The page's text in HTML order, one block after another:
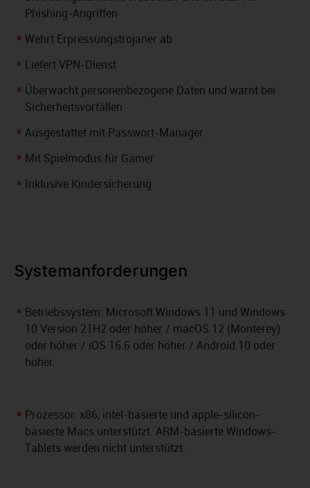
Phishing-Angriffen
Wehrt Erpressungstrojaner ab
Liefert VPN-Dienst
Überwacht personenbezogene Daten und warnt bei
Sicherheitsvorfällen
Ausgestattet mit Passwort-Manager
Mit Spielmodus für Gamer
Inklusive Kindersicherung
Systemanforderungen
Betriebssystem: Microsoft Windows 11 und Windows
10 Version 21H2 oder höher / macOS 12 (Monterey)
oder höher / iOS 16.6 oder höher / Android 10 oder
höher.
Prozessor: x86, intel-basierte und apple-silicon-
basierte Macs unterstützt. ARM-basierte Windows-
Tablets werden nicht unterstützt.